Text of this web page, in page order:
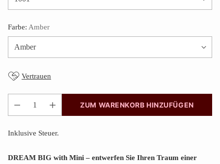
Farbe: Amber
Vertrauen
Anzahl
ZUM WARENKORB HINZUFÜGEN
Inklusive Steuer.
DREAM BIG with Mini – entwerfen Sie Ihren Traum einer